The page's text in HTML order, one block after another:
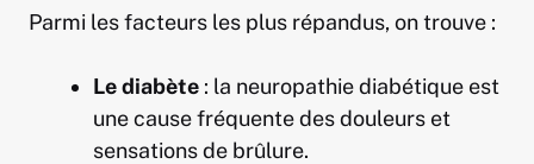
Parmi les facteurs les plus répandus, on trouve :
Le diabète : la neuropathie diabétique est
une cause fréquente des douleurs et
sensations de brûlure.